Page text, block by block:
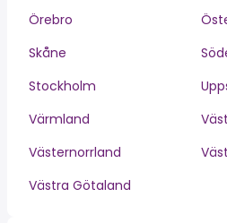
Örebro
Skåne
Stockholm
Värmland
Västernorrland
Västra Götaland